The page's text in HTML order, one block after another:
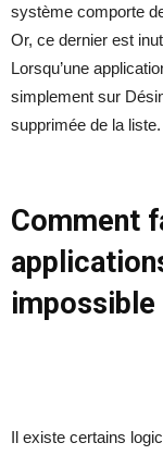
système comporte
Or, ce dernier est
Lorsqu’une
simplement sur
supprimée de la liste.
Comment
Il existe certains